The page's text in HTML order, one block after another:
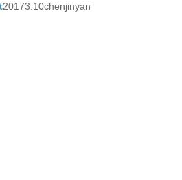
20173.10chenjinyan